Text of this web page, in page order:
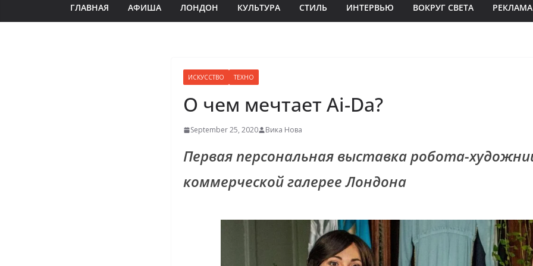
ГЛАВНАЯ АФИША ЛОНДОН КУЛЬТУРА СТИЛЬ ИНТЕРВЬЮ ВОКРУГ СВЕТА РЕКЛАМА
ИСКУССТВО ТЕХНО
О чем мечтает Ai-Da?
September 25, 2020 Вика Нова
Первая персональная выставка робота-
коммерческой галерее Лондона